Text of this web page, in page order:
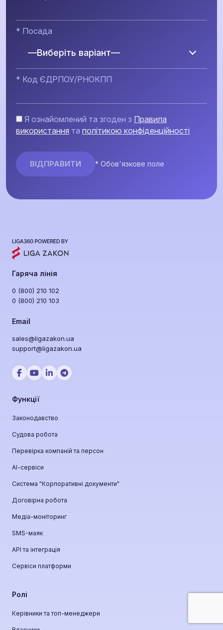
* Посада
—Виберіть варіант—
* Код ЄДРПОУ/РНОКПП
Я ознайомлений та згоден з Правила
використання та політикою конфіденційності
* Обов'язкове поле
Гаряча лінія
0 (800) 210 102
0 (800) 210 103
Email
sales@ligazakon.ua
support@ligazakon.ua
Функції
Законодавство
Судова робота
Перевірка компаній та персон
АІ-сервіси
Система "Корпоративні документи"
Договірна робота
Медіа-моніторинг
SMS-маяк
API та інтеграція
Сервіси платформи
Ролі
Керівники та топ-менеджери